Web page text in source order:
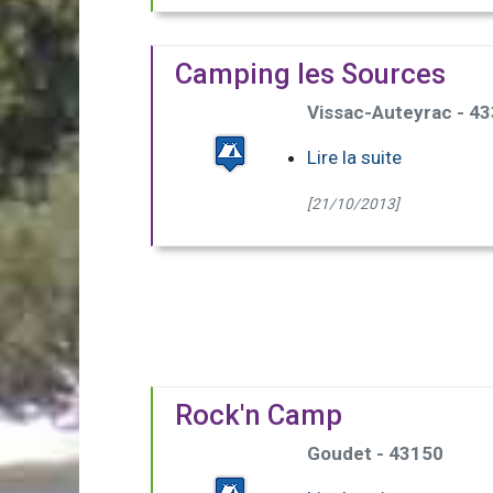
Camping les Sources
Vissac-Auteyrac -
Lire la suite
[21/10/2013]
Rock'n Camp
Goudet - 43150